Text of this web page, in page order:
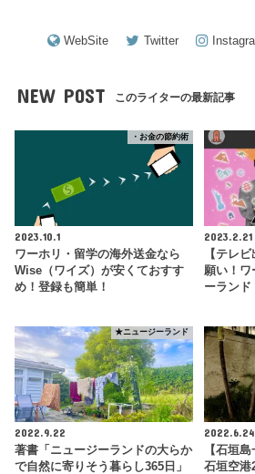
WebSite Twitter
NEW POST このライターの最新記事
・お金の節約術
2023.10.1
ワーホリ・留学の海外送金なら
Wise（ワイズ）が安くておすす
め！登録も簡単！
2023.2.21
【テレ
願い！ワ
ーラン
★ニュージーランド
2022.9.22
著書「ニュージーランドの大らか
で自然に寄りそう暮らし365日」
2022.6.24
【石垣
石垣空港